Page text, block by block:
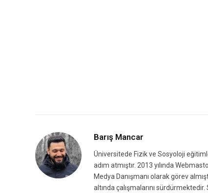
Barış Mancar
Üniversitede Fizik ve Sosyoloji
adım atmıştır. 2013 yılında
Medya Danışmanı olarak görev
altında çalışmalarını sürdürmektedir.